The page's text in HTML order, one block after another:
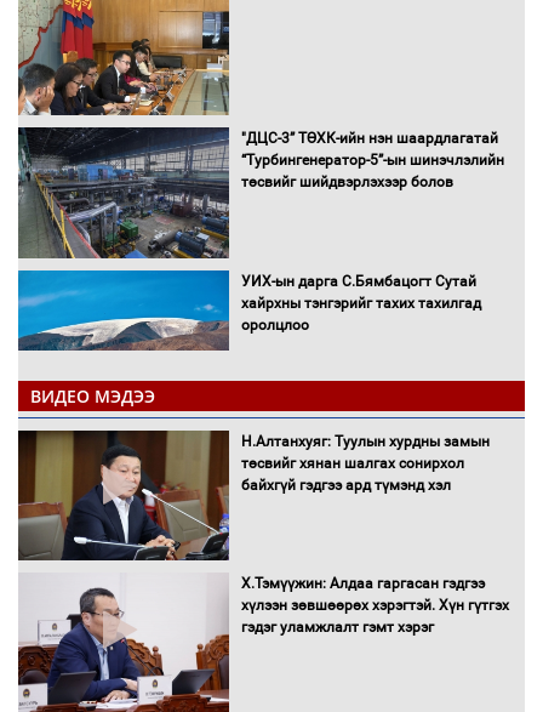
"ДЦС-3” ТӨХК-ийн нэн шаардлагатай
“Турбингенератор-5”-ын шинэчлэлийн
төсвийг шийдвэрлэхээр болов
УИХ-ын дарга С.Бямбацогт Сутай
хайрхны тэнгэрийг тахих тахилгад
оролцлоо
С.Амарсайхан: Иргэдийг хохироосон
ААН-ийн нуугтмал хөрөнгийг
битүүмжлэнэ
Н.Номтойбаяр: Аймгуудад тулгамдаж
буй асуудлуудыг Засгийн газрын
хуралдаанд танилцуулж,
ВИДЕО МЭДЭЭ
Н.Алтанхуяг: Туулын хурдны замын
төсвийг хянан шалгах сонирхол
байхгүй гэдгээ ард түмэнд хэл
Х.Тэмүүжин: Алдаа гаргасан гэдгээ
хүлээн зөвшөөрөх хэрэгтэй. Хүн гүтгэх
гэдэг уламжлалт гэмт хэрэг